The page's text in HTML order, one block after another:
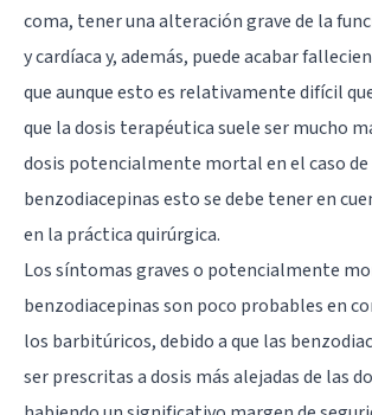
coma, tener una alteración grave de la
y cardíaca y, además, puede acabar
que aunque esto es relativamente difícil
que la dosis terapéutica suele ser mucho
dosis potencialmente mortal en el caso de
benzodiacepinas esto se debe tener en
en la práctica quirúrgica.
Los síntomas graves o potencialmente
benzodiacepinas son poco probables en
los barbitúricos, debido a que las
ser prescritas a dosis más alejadas de las